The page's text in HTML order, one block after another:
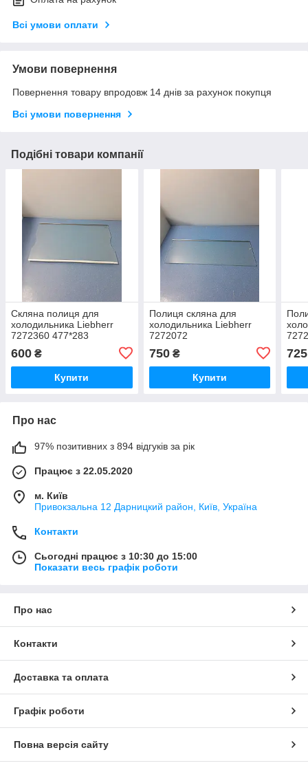
Всі умови оплати
Умови повернення
Повернення товару впродовж 14 днів за рахунок покупця
Всі умови повернення
Подібні товари компанії
Скляна полиця для
холодильника Liebherr
7272360 477*283
600 ₴
Купити
Полиця скляна для
холодильника Liebherr
7272072
750₴
Купити
725
Про нас
97% позитивних з 894 відгуків за рік
Працює з 22.05.2020
м. Київ
Привокзальна 12 Дарницкий район, Київ, Україна
Контакти
Сьогодні працює з 10:30 до 15:00
Показати весь графік роботи
Про нас
Контакти
Доставка та оплата
Графік роботи
Повна версія сайту